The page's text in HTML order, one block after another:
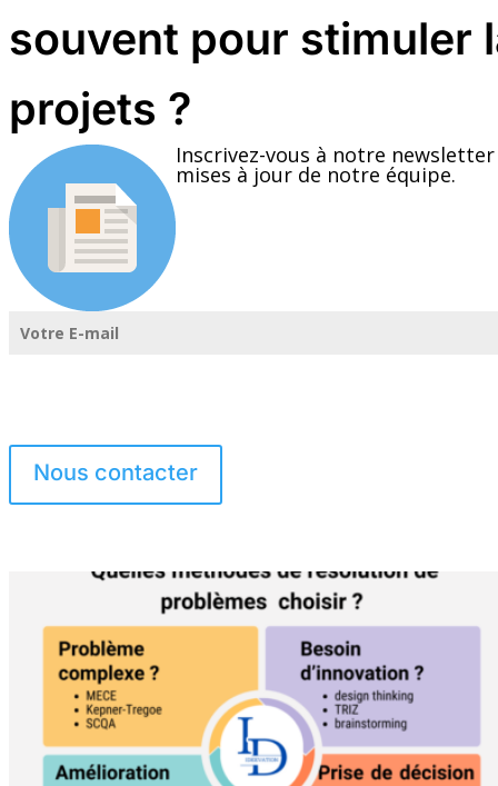
souvent pour stimuler
projets ?
Inscrivez-vous à notre
mises à jour de notre équipe.
Nous contacter